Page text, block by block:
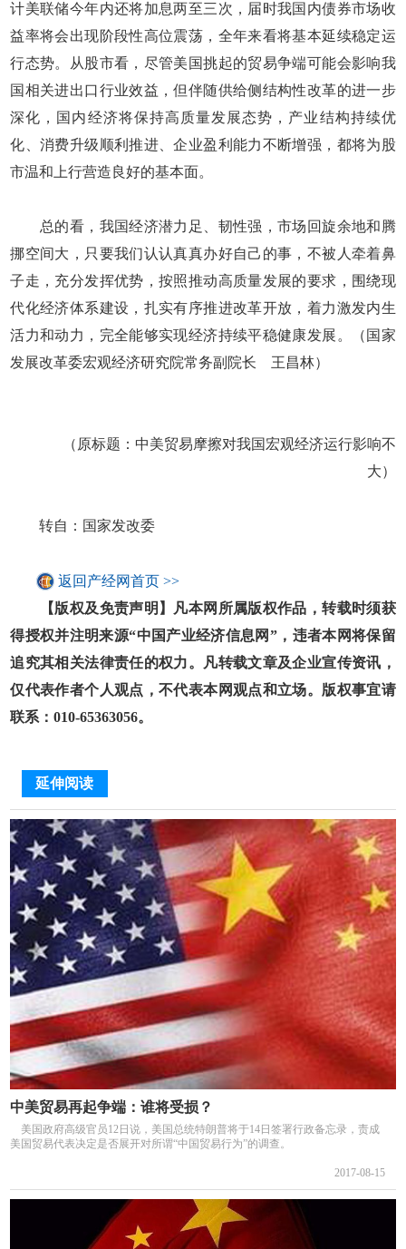
计美联储今年内还将加息两至三次，届时我国内债券市场收
益率将会出现阶段性高位震荡，全年来看将基本延续稳定运
行态势。从股市看，尽管美国挑起的贸易争端可能会影响我
国相关进出口行业效益，但伴随供给侧结构性改革的进一步
深化，国内经济将保持高质量发展态势，产业结构持续优
化、消费升级顺利推进、企业盈利能力不断增强，都将为股
市温和上行营造良好的基本面。
总的看，我国经济潜力足、韧性强，市场回旋余地和腾
挪空间大，只要我们认认真真办好自己的事，不被人牵着鼻
子走，充分发挥优势，按照推动高质量发展的要求，围绕现
代化经济体系建设，扎实有序推进改革开放，着力激发内生
活力和动力，完全能够实现经济持续平稳健康发展。（国家
发展改革委宏观经济研究院常务副院长 王昌林）
（原标题：中美贸易摩擦对我国宏观经济运行影响不
大）
转自：国家发改委
返回产经网首页 >>
【版权及免责声明】凡本网所属版权作品，转载时须获
得授权并注明来源“中国产业经济信息网”，违者本网将保留
追究其相关法律责任的权力。凡转载文章及企业宣传资讯，
仅代表作者个人观点，不代表本网观点和立场。版权事宜请
联系：010-65363056。
延伸阅读
中美贸易再起争端：谁将受损？
美国政府高级官员12日说，美国总统特朗普将于14日签署行政备忘录，责成
美国贸易代表决定是否展开对所谓“中国贸易行为”的调查。
2017-08-15